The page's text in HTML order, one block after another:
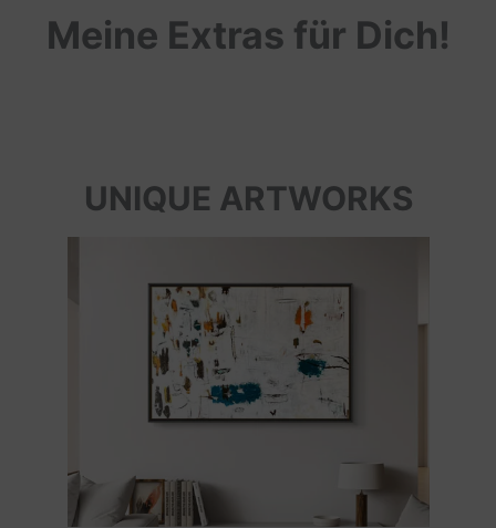
Meine Extras für Dich!
UNIQUE ARTWORKS